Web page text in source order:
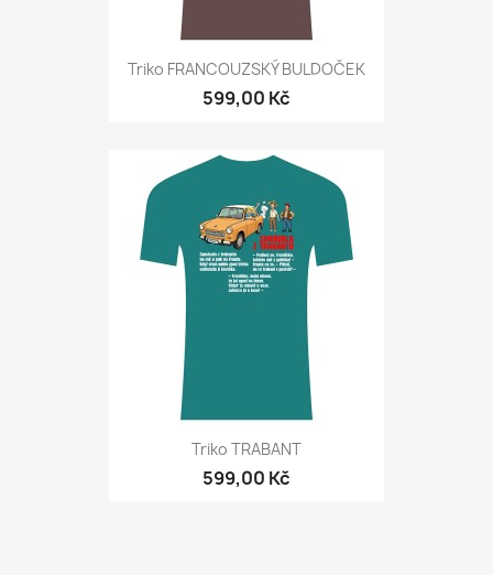
Triko FRANCOUZSKÝ BULDOČEK
599,00 Kč
Triko TRABANT
599,00 Kč